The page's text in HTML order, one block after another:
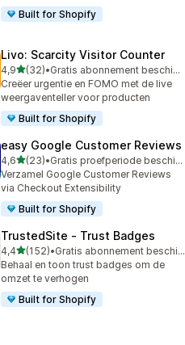
Built for Shopify
Livo: Scarcity Visitor Counter
4,9van 5 sterren
(32)
32 recensies in totaal
•
Gratis abonnement beschikbaar
Creëer urgentie en FOMO met de live
weergaventeller voor producten
Built for Shopify
easy Google Customer Reviews
4,6van 5 sterren
(23)
23 recensies in totaal
•
Gratis proefperiode beschikbaar
Verzamel Google Customer Reviews
via Checkout Extensibility
Built for Shopify
TrustedSite ‑ Trust Badges
4,4van 5 sterren
(152)
152 recensies in totaal
•
Gratis abonnement beschikbaar
Behaal en toon trust badges om de
omzet te verhogen
Built for Shopify